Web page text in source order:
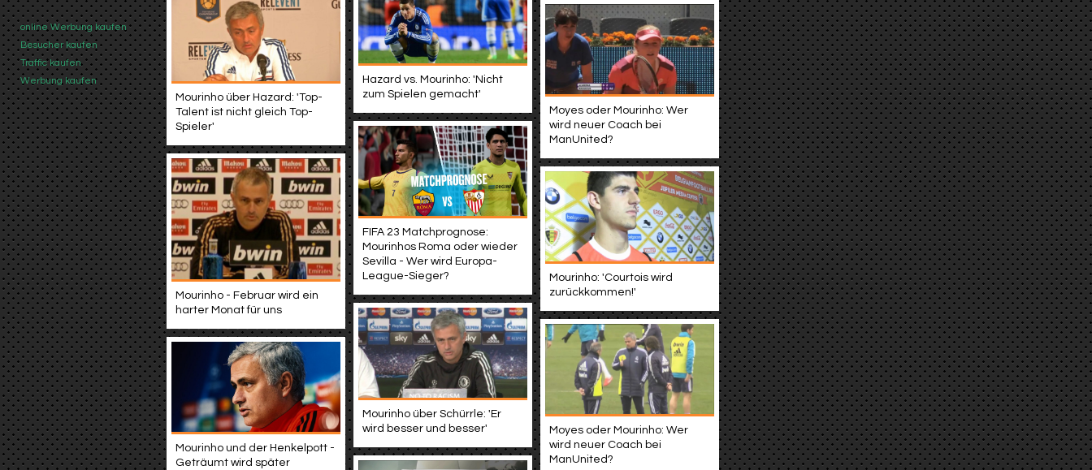
online Werbung kaufen
Besucher kaufen
Traffic kaufen
Werbung kaufen
Hazard vs. Mourinho: 'Nicht
zum Spielen gemacht'
Mourinho über Hazard: 'Top-
Talent ist nicht gleich Top-
Spieler'
Moyes oder Mourinho: Wer
wird neuer Coach bei
ManUnited?
FIFA 23 Matchprognose:
Mourinhos Roma oder wieder
Sevilla - Wer wird Europa-
League-Sieger?
Mourinho - Februar wird ein
harter Monat für uns
Mourinho: 'Courtois wird
zurückkommen!'
Mourinho über Schürrle: 'Er
wird besser und besser'
Moyes oder Mourinho: Wer
wird neuer Coach bei
ManUnited?
Mourinho und der Henkelpott -
Geträumt wird später